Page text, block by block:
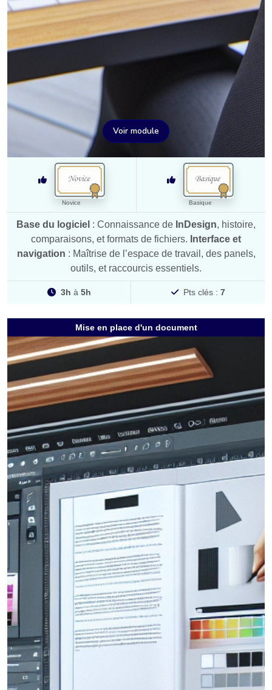
Voir module
Novice Basique
Base du logiciel : Connaissance de InDesign, histoire,
comparaisons, et formats de fichiers. Interface et
navigation : Maîtrise de l’espace de travail, des panels,
outils, et raccourcis essentiels.
3h à 5h Pts clés : 7
Mise en place d'un document